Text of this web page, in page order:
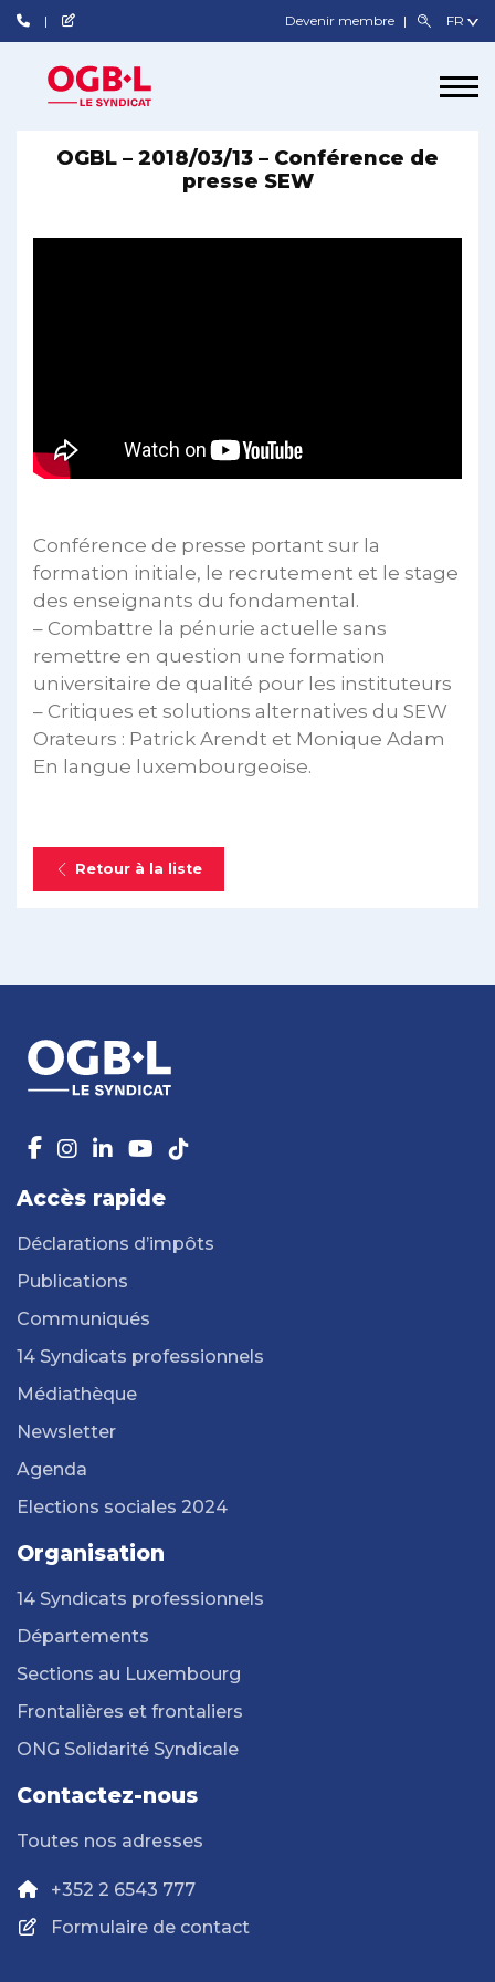
Devenir membre
OGBL – 2018/03/13 – Conférence de
presse SEW
Conférence de presse portant sur la
formation initiale, le recrutement et le stage
des enseignants du fondamental.
– Combattre la pénurie actuelle sans
remettre en question une formation
universitaire de qualité pour les instituteurs
– Critiques et solutions alternatives du SEW
Orateurs : Patrick Arendt et Monique Adam
En langue luxembourgeoise.
Retour à la liste
Accès rapide
Déclarations d’impôts
Publications
Communiqués
14 Syndicats professionnels
Médiathèque
Newsletter
Agenda
Elections sociales 2024
Organisation
14 Syndicats professionnels
Départements
Sections au Luxembourg
Frontalières et frontaliers
ONG Solidarité Syndicale
Contactez-nous
Toutes nos adresses
+352 2 6543 777
Formulaire de contact